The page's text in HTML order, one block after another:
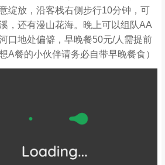
时车程到达目的地，之后可自由活
连绵的草甸如柔软绿毯铺向天际，
绽放，沿客栈右侧步行10分钟，可
，还有漫山花海。晚上可以组队AA